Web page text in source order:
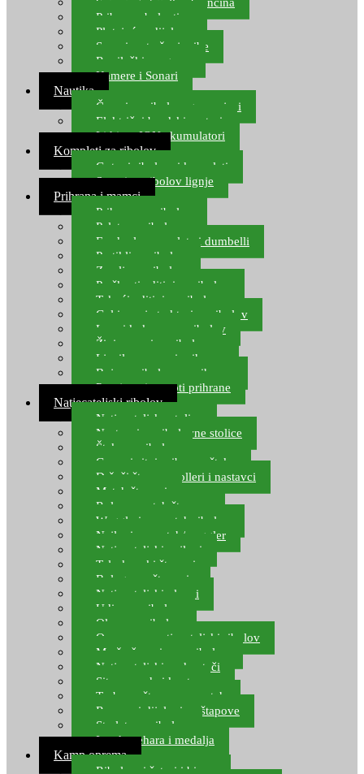
Pribor za bolentino
Plutajuća odijela
Sonari za traženje ribe
Ronilački program
Kamere i Sonari
Nautika
Čamci za ribolov, gumenjaci
Električni brodski motori
Lithium ION akumulatori
Kompleti za ribolov
Gotovi ribolovni kompleti
Setovi za ribolov lignje
Prihrana i mamci
Prihrana za ribolov
Pelete za ribolov
Feeder lovne pelete i dumbelli
Partikli za ribolov
Zemlja za ribolov
Praškasti aditivi za ribolov
Tekući aditivi za ribolov
Gel i sprej atraktori za ribolov
Lovni kukuruz za ribolov
Živi mamci za ribolov
Ljepilo za crve i prihranu
Boje za ribolovnu prihranu
Provjereni recepti prihrane
Natjecateljski ribolov
Natjecateljske stolice
Nastavci za ribolovne stolice
Šteke za ribolov
Gume i sitni pribor za šteku
Držači štapova rolleri i nastavci
Match štapovi
Role za match štapove
Waggleri za match ribolov
Najloni za match/waggler
Natjecateljski najloni
Teleskopski štapovi
Bolognese štapovi
Natjecateljski plovci
Udice za ribolov
Olovo za ribolov
Oprema za natjecateljski ribolov
Mreže čuvarice za ribolov
Natjecateljski podmetači
Sito, posude i kante
Torbe za štapove – match
Rezervni dijelovi za štapove
Starlete za ribolov
Izrada pehara i medalja
Kamp oprema
Ribolovni šatori i bivvy